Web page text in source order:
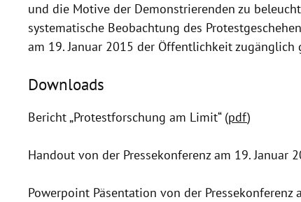
und die Motive der Demonstrierenden zu
systematische Beobachtung des
am 19. Januar 2015 der Öffentlichkeit zugänglich
Downloads
Bericht „Protestforschung am Limit“ (pdf)
Handout von der Pressekonferenz am 19. Januar
Powerpoint Päsentation von der Pressekonferenz